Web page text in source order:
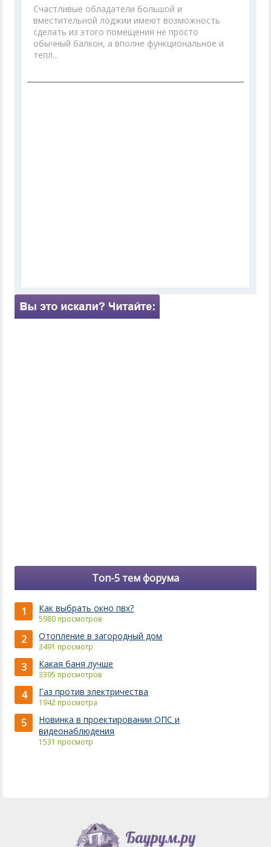
Счастливые обладатели большой и
вместительной лоджии имеют возможность
сделать из этого помещения не просто
обычный балкон, а вполне функциональное и
тепл...
Топ-5 тем форума
1 Как выбрать окно пвх?
5980 просмотров
2 Отопление в загородный дом
3491 просмотр
3 Какая баня лучше
3395 просмотров
4 Газ против электричества
1942 просмотра
5
Новинка в проектировании ОПС и
видеонаблюдения
1531 просмотр